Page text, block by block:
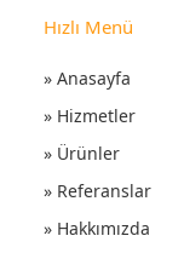
Hızlı Menü
» Anasayfa
» Hizmetler
» Ürünler
» Referanslar
» Hakkımızda